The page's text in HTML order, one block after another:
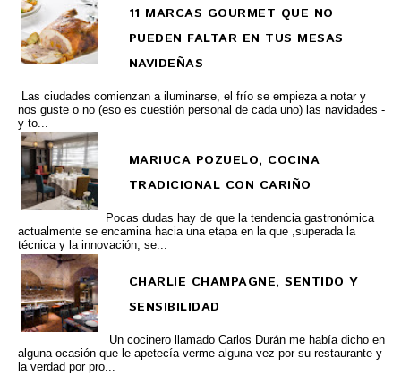
11 MARCAS GOURMET QUE NO
PUEDEN FALTAR EN TUS MESAS
NAVIDEÑAS
Las ciudades comienzan a iluminarse, el frío se empieza a notar y
nos guste o no (eso es cuestión personal de cada uno) las navidades -
y to...
MARIUCA POZUELO, COCINA
TRADICIONAL CON CARIÑO
Pocas dudas hay de que la tendencia gastronómica
actualmente se encamina hacia una etapa en la que ,superada la
técnica y la innovación, se...
CHARLIE CHAMPAGNE, SENTIDO Y
SENSIBILIDAD
Un cocinero llamado Carlos Durán me había dicho en
alguna ocasión que le apetecía verme alguna vez por su restaurante y
la verdad por pro...